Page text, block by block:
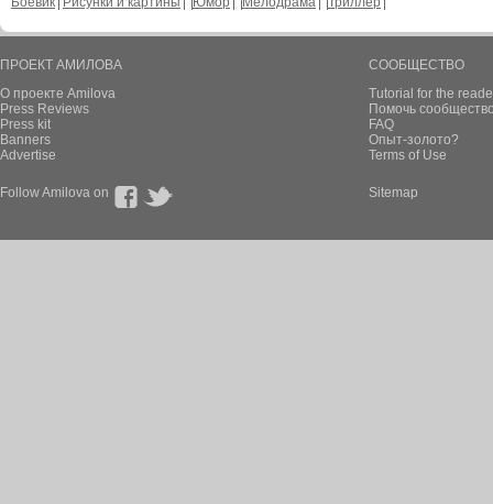
ПРОЕКТ АМИЛОВА
О проекте Amilova
Press Reviews
Press kit
Banners
Advertise
СООБЩЕСТВО
Tutorial for the
Помочь
FAQ
Опыт-золото?
Terms of Use
Follow Amilova on Sitemap